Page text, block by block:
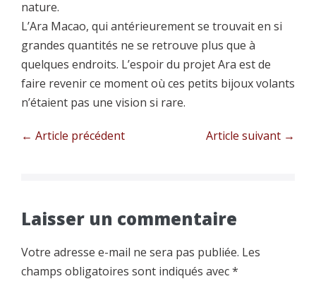
nature.
L’Ara Macao, qui antérieurement se trouvait en si
grandes quantités ne se retrouve plus que à
quelques endroits. L’espoir du projet Ara est de
faire revenir ce moment où ces petits bijoux volants
n’étaient pas une vision si rare.
Navigation
← Article précédent Article suivant →
Laisser un commentaire
Votre adresse e-mail ne sera pas publiée. Les
champs obligatoires sont indiqués avec*